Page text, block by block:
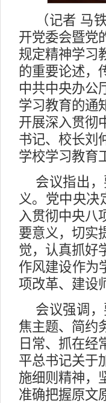
（记者 马
开党委会暨党
规定精神学习
的重要论述，
中共中央办公
学习教育的通
开展深入贯彻
书记、校长刘
学校学习教育
会议指出
义。党中央决
入贯彻中央八
要意义，切实
觉，认真抓好
作风建设作为
项改革、建设
会议强调
焦主题、简约
日常、抓在经
平总书记关于
施细则精神，
准确把握原文